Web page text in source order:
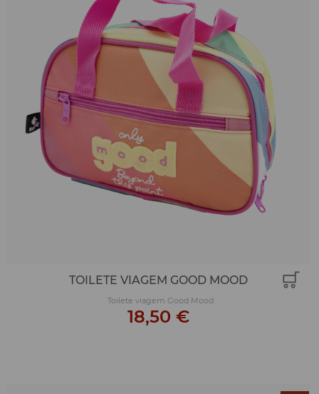
TOILETE VIAGEM GOOD MOOD
Toilete viagem Good Mood
18,50 €